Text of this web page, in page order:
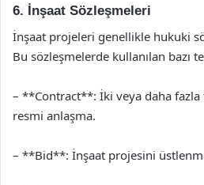
6. İnşaat Sözleşmeleri
İnşaat projeleri genellikle hukuki
Bu sözleşmelerde kullanılan bazı
– **Contract**: İki veya daha fazla
resmi anlaşma.
– **Bid**: İnşaat projesini